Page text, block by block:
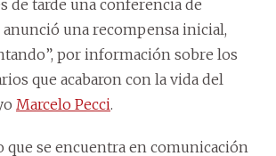
de tarde una conferencia de
una recompensa inicial,
por información sobre los
que acabaron con la vida del
Marcelo Pecci.
que se encuentra en comunicación